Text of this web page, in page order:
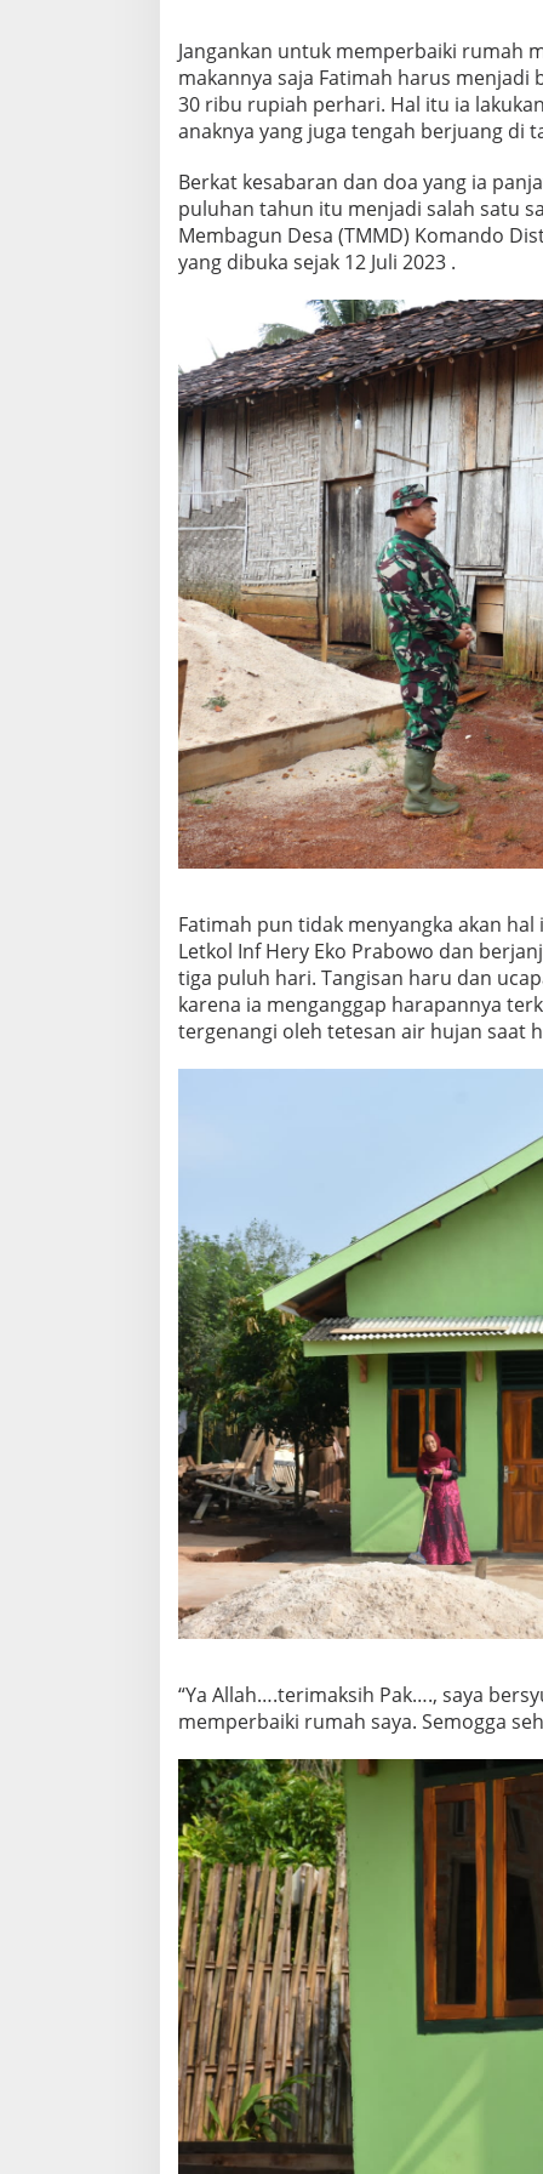
Jangankan untuk memperbaiki rumah
makannya saja Fatimah harus
30 ribu rupiah perhari. Hal itu ia
anaknya yang juga tengah berjuang di
Berkat kesabaran dan doa yang ia
puluhan tahun itu menjadi salah satu
Membagun Desa (TMMD) Komando
yang dibuka sejak 12 Juli 2023 .
Fatimah pun tidak menyangka akan
Letkol Inf Hery Eko Prabowo dan
tiga puluh hari. Tangisan haru dan
karena ia menganggap harapannya
tergenangi oleh tetesan air hujan saat
“Ya Allah….terimaksih Pak…., saya
memperbaiki rumah saya. Semogga